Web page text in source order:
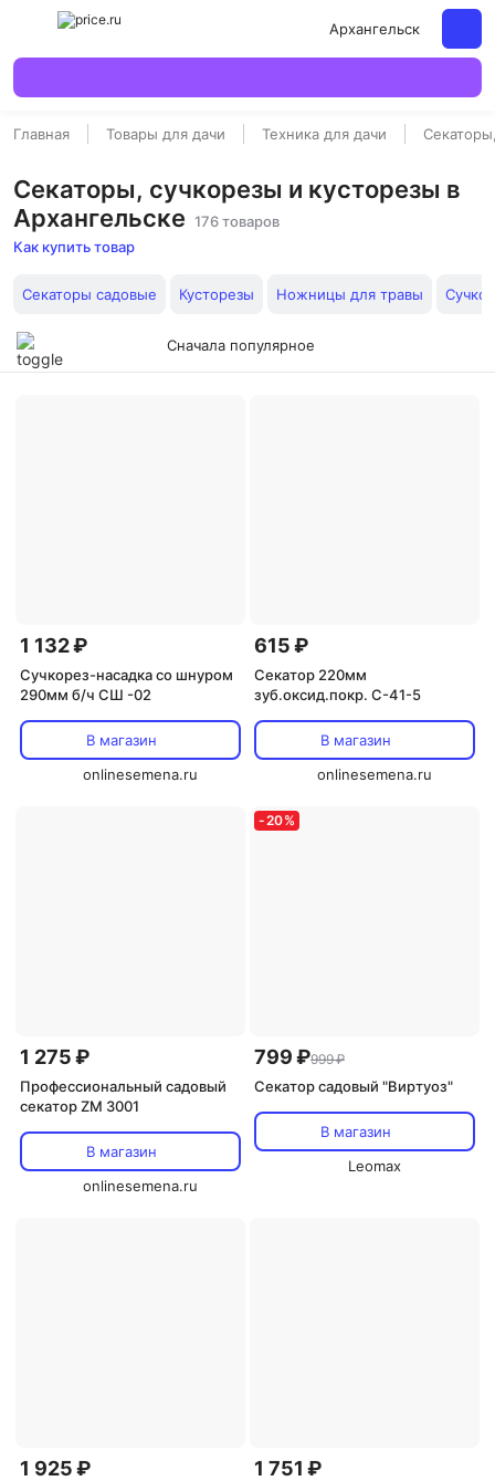
Архангельск
Главная Товары для дачи Техника для дачи
Секаторы, сучкорезы и кусторезы в
Архангельске 176 товаров
Как купить товар
Секаторы садовые Кусторезы Ножницы для травы
Сначала популярное
1 132 ₽
Сучкорез-насадка со шнуром
290мм б/ч СШ -02
В магазин
onlinesemena.ru
615 ₽
Секатор 220мм
зуб.оксид.покр. С-41-5
В магазин
onlinesemena.ru
1 275 ₽
Профессиональный садовый
секатор ZM 3001
В магазин
onlinesemena.ru
-20%
799 ₽999 ₽
Секатор садовый "Виртуоз"
В магазин
Leomax
1 925 ₽ 1 751 ₽